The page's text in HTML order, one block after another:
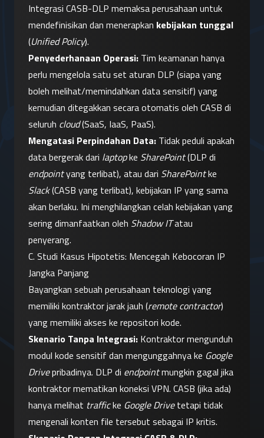
Integrasi CASB-DLP memaksa perusahaan untuk
mendefinisikan dan menerapkan kebijakan tunggal
(Unified Policy).
Penyederhanaan Operasi: Tim keamanan hanya
perlu mengelola satu set aturan DLP (siapa yang
boleh melihat/memindahkan data sensitif) yang
kemudian ditegakkan secara otomatis oleh CASB di
seluruh cloud (SaaS, IaaS, PaaS).
Mengatasi Perpindahan Data: Tidak peduli apakah
data bergerak dari laptop ke SharePoint
endpoint yang terlibat), atau dari SharePoint
Slack (CASB yang terlibat), kebijakan IP yang sama
akan berlaku. Ini menghilangkan celah kebijakan yang
sering dimanfaatkan oleh Shadow IT atau
penyerang.
C. Studi Kasus Hipotetis: Mencegah Kebocoran IP
Jangka Panjang
Bayangkan sebuah perusahaan teknologi yang
memiliki kontraktor jarak jauh (remote contractor)
yang memiliki akses ke repositori kode.
Skenario Tanpa Integrasi: Kontraktor mengunduh
modul kode sensitif dan mengunggahnya ke Google
Drive pribadinya. DLP di endpoint mungkin gagal jika
kontraktor mematikan koneksi VPN. CASB (jika ada)
hanya melihat traffic ke Google Drive tetapi tidak
mengenali konten file tersebut sebagai IP kritis.